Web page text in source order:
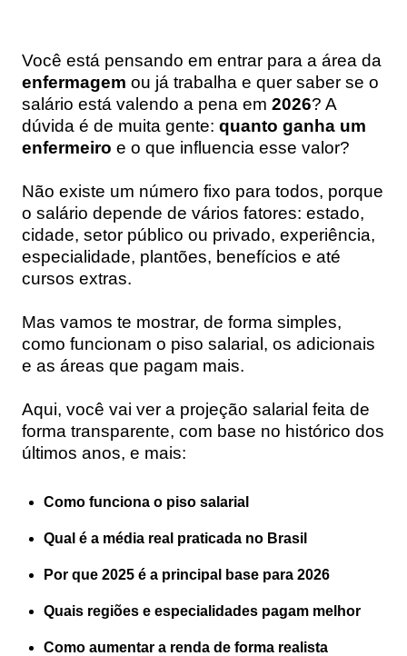
Você está pensando em entrar para a área da
enfermagem ou já trabalha e quer saber se o
salário está valendo a pena em 2026? A
dúvida é de muita gente: quanto ganha um
enfermeiro e o que influencia esse valor?
Não existe um número fixo para todos, porque
o salário depende de vários fatores: estado,
cidade, setor público ou privado, experiência,
especialidade, plantões, benefícios e até
cursos extras.
Mas vamos te mostrar, de forma simples,
como funcionam o piso salarial, os adicionais
e as áreas que pagam mais.
Aqui, você vai ver a projeção salarial feita de
forma transparente, com base no histórico dos
últimos anos, e mais:
Como funciona o piso salarial
Qual é a média real praticada no Brasil
Por que 2025 é a principal base para 2026
Quais regiões e especialidades pagam melhor
Como aumentar a renda de forma realista